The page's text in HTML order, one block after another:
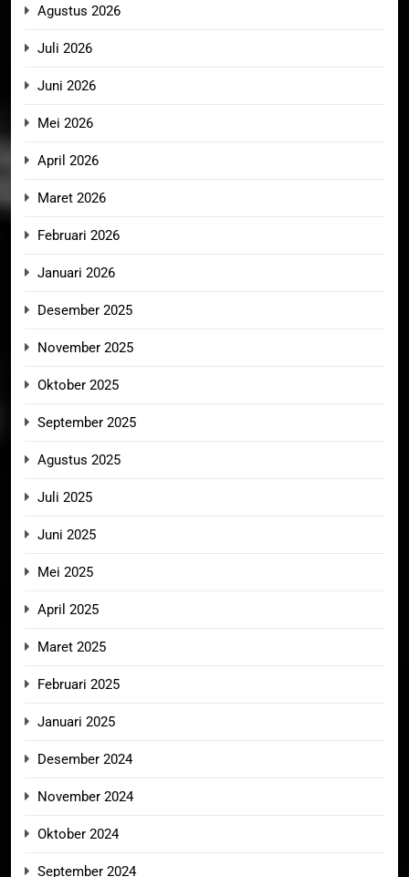
Agustus 2026
Juli 2026
Juni 2026
Mei 2026
April 2026
Maret 2026
Februari 2026
Januari 2026
Desember 2025
November 2025
Oktober 2025
September 2025
Agustus 2025
Juli 2025
Juni 2025
Mei 2025
April 2025
Maret 2025
Februari 2025
Januari 2025
Desember 2024
November 2024
Oktober 2024
September 2024